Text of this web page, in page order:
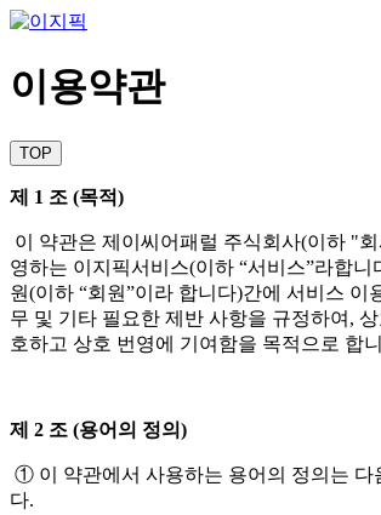
이용약관
TOP
제 1 조 (목적)
이 약관은 제이씨어패럴 주식회사(이하 "
영하는 이지픽서비스(이하 “서비스”라합니
원(이하 “회원”이라 합니다)간에 서비스 이
무 및 기타 필요한 제반 사항을 규정하여,
호하고 상호 번영에 기여함을 목적으로 합
제 2 조 (용어의 정의)
① 이 약관에서 사용하는 용어의 정의는 다
다.